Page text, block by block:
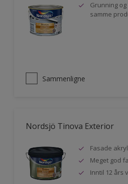
Grunning
samme
Sammenligne
Nordsjö Tinova Exterior
Fasade
Meget god
Inntil 12 års